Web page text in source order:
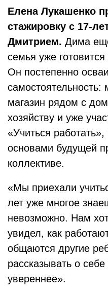
Елена Лукашенко
стажировку с 17-
Дмитрием. Дима
семья уже
Он постепенно
самостоятельность:
магазин рядом с
хозяйству и уже
«Учиться
основами будущей
коллективе.
«Мы приехали
лет уже многое
невозможно. Нам
увидел, как
общаются другие
рассказывать о
увереннее».